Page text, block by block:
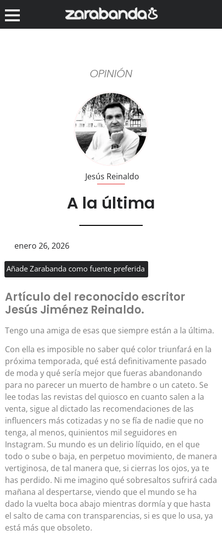
OPINIÓN
Jesús Reinaldo
A la última
enero 26, 2026
Añade Zarabanda como fuente preferida
Artículo del reconocido escritor
Jesús Jiménez Reinaldo.
Tengo una amiga de esas que siempre están a la última.
Con ella es imposible no saber qué color triunfará en la
próxima temporada, qué está definitivamente pasado
de moda y qué sería mejor que fueras abandonando
para no parecer un muerto de hambre o un cateto. Se
lee todas las revistas del quiosco en cuanto salen a la
venta, sigue al dictado las recomendaciones de las
influencers más cotizadas y no se fía de nadie que no
tenga, al menos, quinientos mil seguidores en
Instagram. Su mundo es un delirio líquido, en el que
todo o sube o baja, en perpetuo movimiento, de manera
vertiginosa, de tal manera que, si cierras los ojos, ya te
has perdido. Ni me imagino qué sobresaltos sufrirá cada
mañana al despertarse, viendo que el mundo se ha
dado la vuelta boca abajo mientras dormía y que hasta
el salto de cama con transparencias, si es que lo usa, ya
está más que obsoleto.